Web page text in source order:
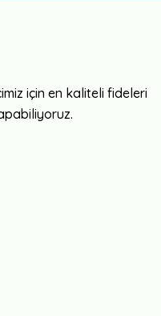
için en kaliteli fideleri